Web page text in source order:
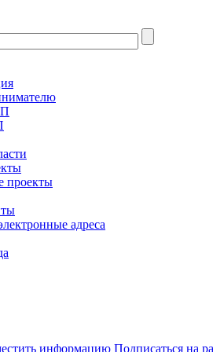
проекты
адреса
информацию Подписаться на